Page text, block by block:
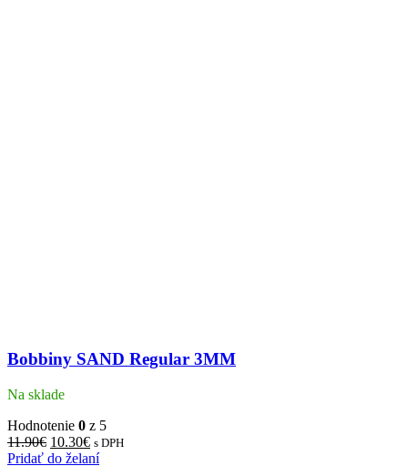
Bobbiny SAND Regular 3MM
Na sklade
Hodnotenie 0 z 5
11.90€ 10.30€ s DPH
Pridať do želaní